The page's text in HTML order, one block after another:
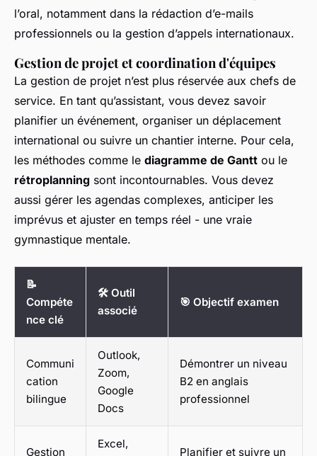
l’oral, notamment dans la rédaction d’e-mails
professionnels ou la gestion d’appels internationaux.
Gestion de projet et coordination d'équipes
La gestion de projet n’est plus réservée aux chefs de
service. En tant qu’assistant, vous devez savoir
planifier un événement, organiser un déplacement
international ou suivre un chantier interne. Pour cela,
les méthodes comme le diagramme de Gantt ou le
rétroplanning sont incontournables. Vous devez
aussi gérer les agendas complexes, anticiper les
imprévus et ajuster en temps réel - une vraie
gymnastique mentale.
📝
Compéte
nce clé
🛠️ Outil
associé
🎯 Objectif examen
Communi
cation
bilingue
Outlook,
Zoom,
Google
Docs
Démontrer un niveau
B2 en anglais
professionnel
Gestion
Excel,
Planifier et suivre un